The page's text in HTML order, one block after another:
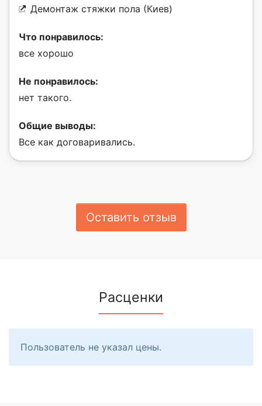
Демонтаж стяжки пола (Киев)
Что понравилось:
все хорошо
Не понравилось:
нет такого.
Общие выводы:
Все как договаривались.
Оставить отзыв
Расценки
Пользователь не указал цены.